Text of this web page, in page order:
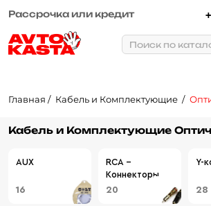
Рассрочка или кредит
Поиск по
Главная Кабель и Комплектующие
Кабель и Комплектующие
AUX
16
RCA -
Коннекторы
20
Y-
28